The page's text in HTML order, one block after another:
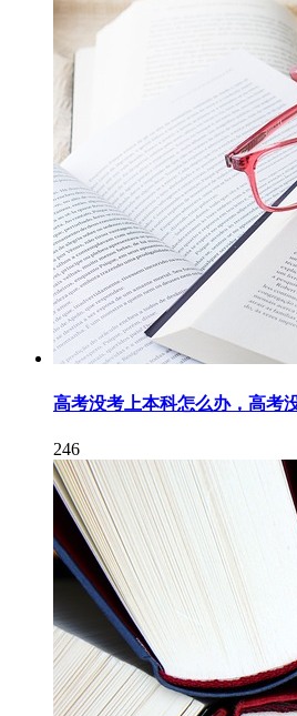
高考没考上本科怎么办，高考
246